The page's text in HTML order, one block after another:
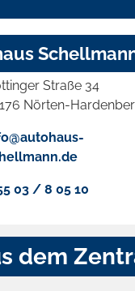
Straße 34
Nörten-
03 / 8 05 10
dem